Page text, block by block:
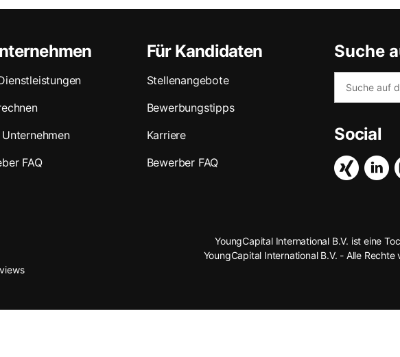
FAQ
Für Kandidaten
Stellenangebote
Bewerbungstipps
Karriere
Bewerber FAQ
Suche
Social
YoungCapital International B.V. ist eine
YoungCapital International B.V. - Alle Rechte